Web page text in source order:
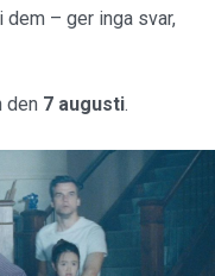
dem – ger inga svar,
den 7 augusti.